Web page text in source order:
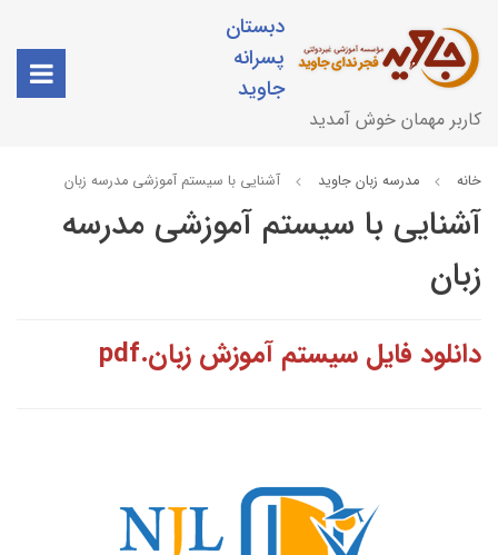
دبستان
پسرانه
جاوید
کاربر مهمان خوش آمدید
خانه مدرسه زبان جاوید آشنایی با سیستم آموزشی مدرسه زبان
آشنایی با سیستم آموزشی مدرسه
زبان
دانلود فایل سیستم آموزش زبان.pdf